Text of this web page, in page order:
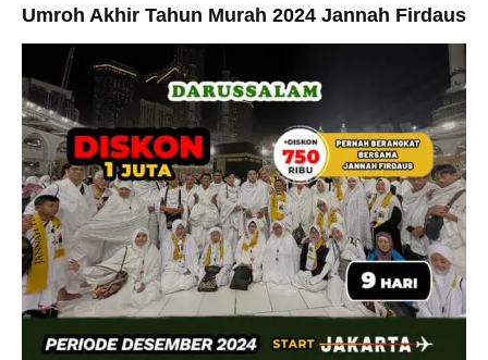
Umroh Akhir Tahun Murah 2024 Jannah Firdaus